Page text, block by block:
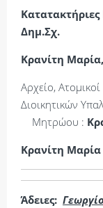
Κατατακτήριες
Δημ.Σχ.
Κρανίτη Μαρία,
Αρχείο,
Διοικητικών
Μητρώου :
Κρανίτη Μαρία
Άδειες: